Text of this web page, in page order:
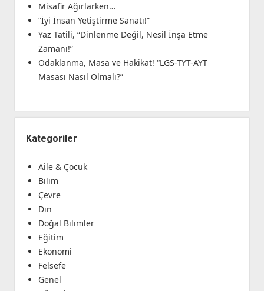
Misafir Ağırlarken…
“İyi İnsan Yetiştirme Sanatı!”
Yaz Tatili, “Dinlenme Değil, Nesil İnşa Etme
Zamanı!”
Odaklanma, Masa ve Hakikat! “LGS-TYT-AYT
Masası Nasıl Olmalı?”
Kategoriler
Aile & Çocuk
Bilim
Çevre
Din
Doğal Bilimler
Eğitim
Ekonomi
Felsefe
Genel